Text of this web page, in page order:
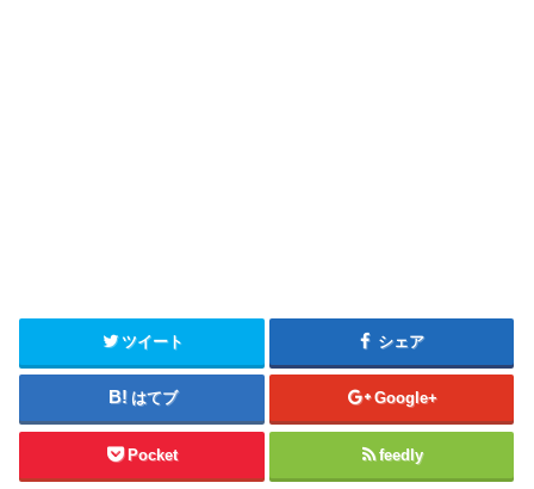
ツイート シェア
はてブ Google+
Pocket feedly